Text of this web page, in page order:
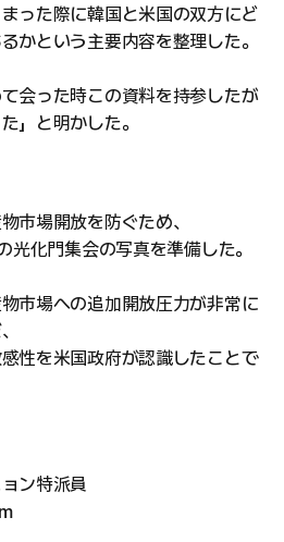
った際に韓国と米国の双方にど
かという主要内容を整理した。
て会った時この資料を持参したが
」と明かした。
市場開放を防ぐため、
化門集会の写真を準備した。
物市場への追加開放圧力が非常に
性を米国政府が認識したことで
ン特派員